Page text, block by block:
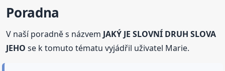
Poradna
V naší poradně s názvem JAKÝ JE SLOVNÍ DRUH SLOVA
JEHO se k tomuto tématu vyjádřil uživatel Marie.